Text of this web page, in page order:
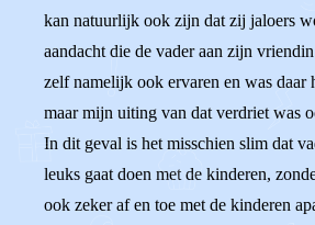
kan natuurlijk ook zijn dat zij jaloers
aandacht die de vader aan zijn
zelf namelijk ook ervaren en was daar
maar mijn uiting van dat verdriet was
In dit geval is het misschien slim dat
leuks gaat doen met de kinderen,
ook zeker af en toe met de kinderen